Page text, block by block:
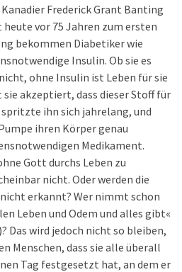
Frederick Grant Banting
vor 75 Jahren zum ersten
bekommen Diabetiker wie
Insulin. Ob sie es
ohne Insulin ist Leben für sie
akzeptiert, dass dieser Stoff für
ihn sich jahrelang, und
ihren Körper genau
Medikament.
Gott durchs Leben zu
nicht. Oder werden die
erkannt? Wer nimmt schon
Leben und Odem und alles gibt«
Das wird jedoch nicht so bleiben,
Menschen, dass sie alle überall
Tag festgesetzt hat, an dem er